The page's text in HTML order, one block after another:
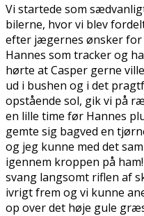
Vi startede som
bilerne, hvor vi blev
efter jægernes ønsker for
Hannes som tracker og
hørte at Casper gerne
ud i bushen og i det
opstående sol, gik vi på
en lille time før Hannes
gemte sig bagved en
og jeg kunne med det
igennem kroppen på
svang langsomt riflen af
ivrigt frem og vi kunne
op over det høje gule